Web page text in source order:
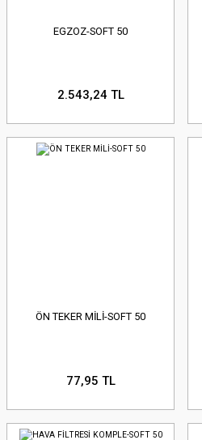
EGZOZ-SOFT 50
2.543,24 TL
ÖN TEKER MİLİ-SOFT 50
77,95 TL